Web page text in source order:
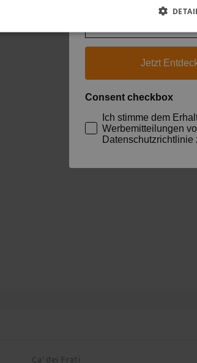
Ca' dei Frati
Jetzt
Consent checkbox
Ich stimme dem
Werbemitteilungen
Datenschutzrichtlinie